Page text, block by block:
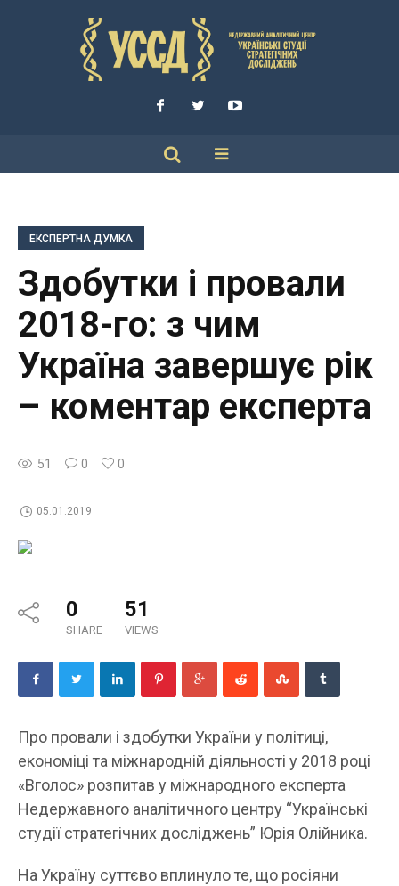
ЕКСПЕРТНА ДУМКА
Здобутки і провали
2018-го: з чим
Україна завершує рік
– коментар експерта
51 0 0
05.01.2019
0
SHARE
51
VIEWS
Про провали і здобутки України у політиці,
економіці та міжнародній діяльності у 2018 році
«Вголос» розпитав у міжнародного експерта
Недержавного аналітичного центру “Українські
студії стратегічних досліджень” Юрія Олійника.
На Україну суттєво вплинуло те, що росіяни